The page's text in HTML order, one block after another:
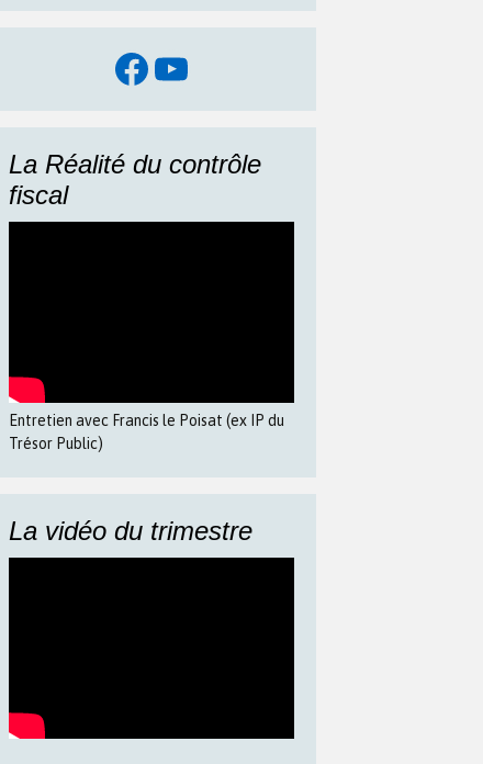
Facebook
YouTube
La Réalité du contrôle
fiscal
Entretien avec Francis le Poisat (ex IP du
Trésor Public)
La vidéo du trimestre